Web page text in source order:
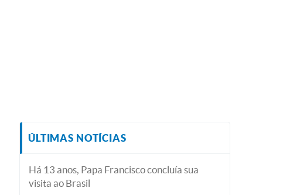
ÚLTIMAS NOTÍCIAS
Há 13 anos, Papa Francisco concluía sua
visita ao Brasil